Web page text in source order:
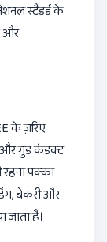
स्टैंडर्ड के
और
के ज़रिए
और गुड कंडक्ट
रहना पक्का
बेकरी और
जाता है।